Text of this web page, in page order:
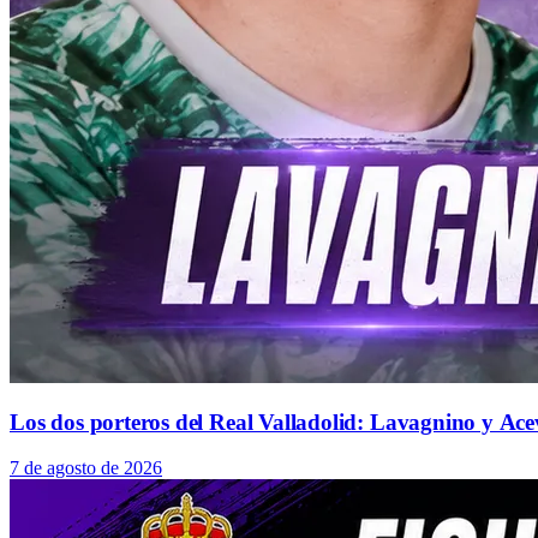
Los dos porteros del Real Valladolid: Lavagnino y
7 de agosto de 2026